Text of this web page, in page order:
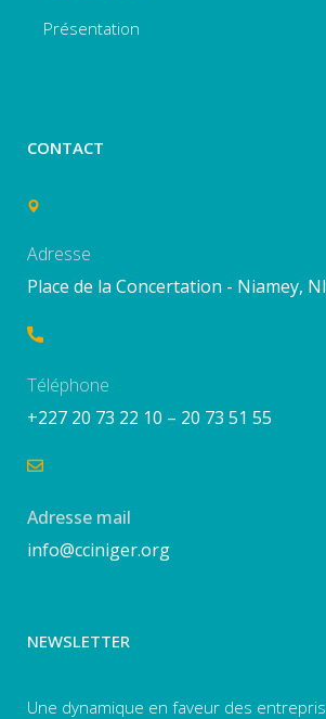
Présentation
CONTACT
Adresse
Place de la Concertation - Niamey,
Téléphone
+227 20 73 22 10 – 20 73 51 55
Adresse mail
info@cciniger.org
NEWSLETTER
Une dynamique en faveur des